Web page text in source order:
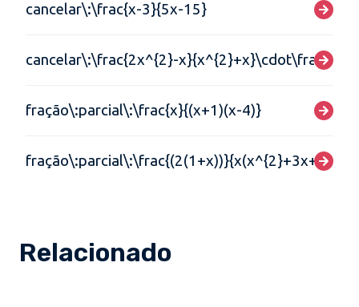
cancelar\:\frac{x-3}{5x-15}
cancelar\:\frac{2x^{2}-
fração\:parcial\:\frac{x}{(x+1)(x-4)}
fração\:parcial\:\frac{(2(1+x))}{x(x^{2}+3x+2)}
Relacionado